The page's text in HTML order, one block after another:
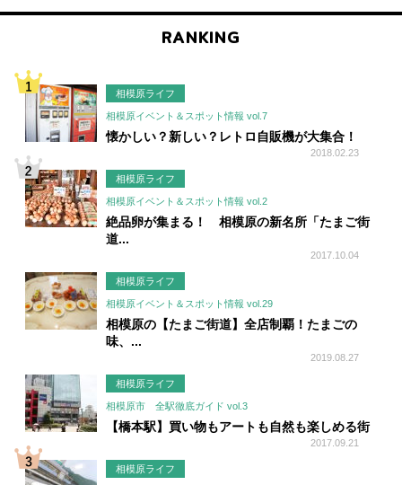
RANKING
相模原ライフ
相模原イベント＆スポット情報 vol.7
懐かしい？新しい？レトロ自販機が大集合！
2018.02.23
相模原ライフ
相模原イベント＆スポット情報 vol.2
絶品卵が集まる！ 相模原の新名所「たまご街
道...
2017.10.04
相模原ライフ
相模原イベント＆スポット情報 vol.29
相模原の【たまご街道】全店制覇！たまごの
味、...
2019.08.27
相模原ライフ
相模原市 全駅徹底ガイド vol.3
【橋本駅】買い物もアートも自然も楽しめる街
2017.09.21
相模原ライフ